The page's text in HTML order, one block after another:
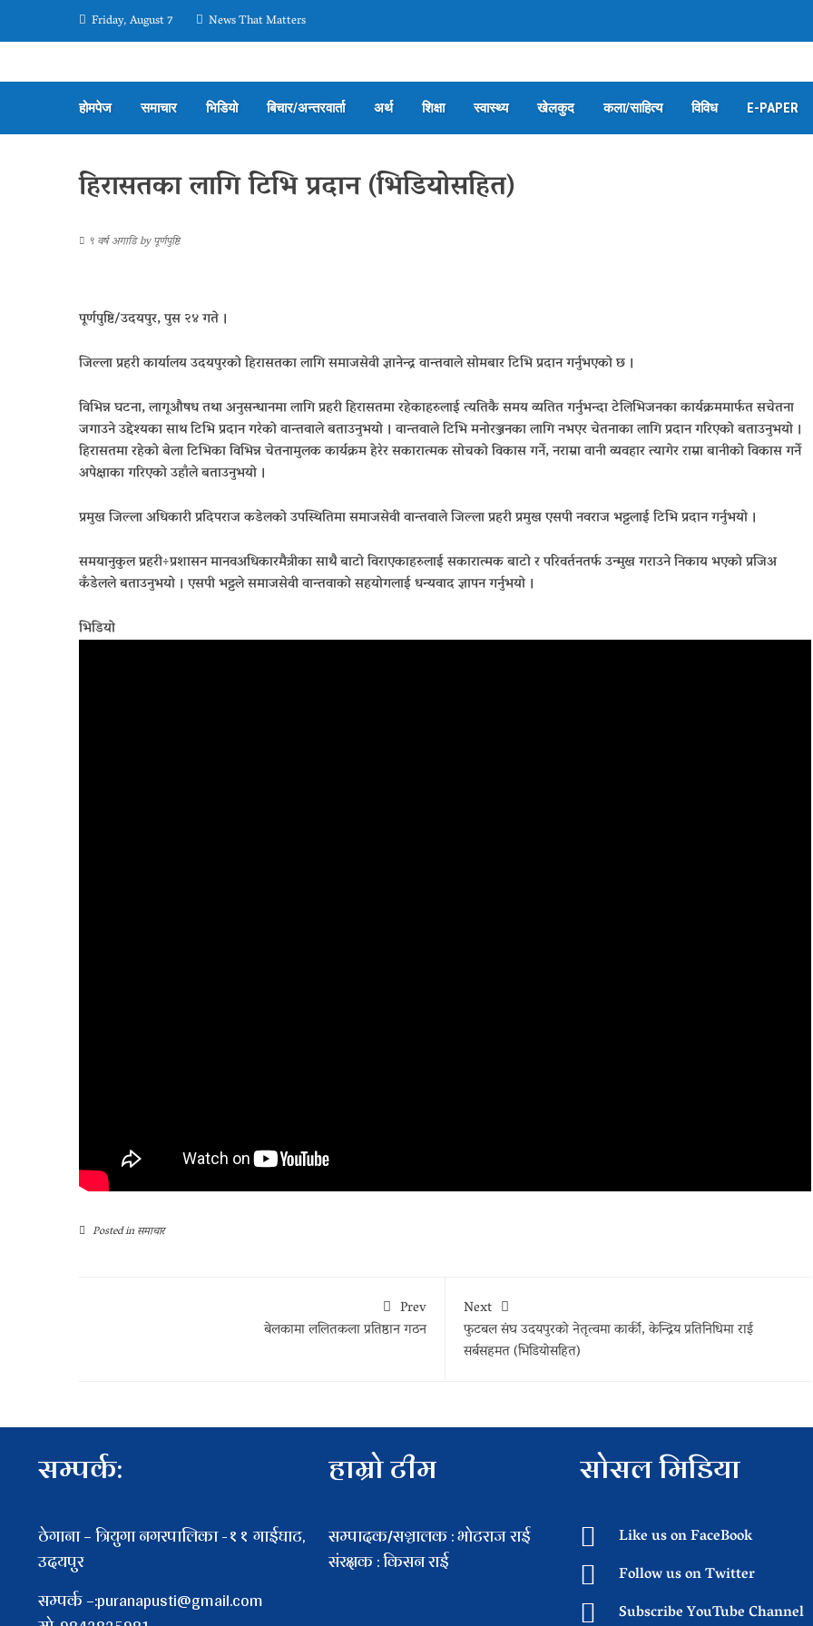
Friday, August 7 News That Matters
होमपेज समाचार भिडियो बिचार/अन्तरवार्ता अर्थ शिक्षा स्वास्थ्य खेलकुद कला/साहित्य विविध E-PAPER
हिरासतका लागि टिभि प्रदान (भिडियोसहित)
९ वर्ष अगाडिbyपूर्णपुष्टि
पूर्णपुष्टि/उदयपुर, पुस २४ गते ।
जिल्ला प्रहरी कार्यालय उदयपुरको हिरासतका लागि समाजसेवी ज्ञानेन्द्र वान्तवाले सोमबार टिभि प्रदान गर्नुभएको छ ।
विभिन्न घटना, लागूऔषध तथा अनुसन्धानमा लागि प्रहरी हिरासतमा रहेकाहरुलाई त्यतिकै समय व्यतित गर्नुभन्दा टेलिभिजनका कार्यक्रममार्फत सचेतना
जगाउने उद्देश्यका साथ टिभि प्रदान गरेको वान्तवाले बताउनुभयो । वान्तवाले टिभि मनोरञ्जनका लागि नभएर चेतनाका लागि प्रदान गरिएको बताउनुभयो ।
हिरासतमा रहेको बेला टिभिका विभिन्न चेतनामुलक कार्यक्रम हेरेर सकारात्मक सोचको विकास गर्ने, नराम्रा वानी व्यवहार त्यागेर राम्रा बानीको विकास गर्ने
अपेक्षाका गरिएको उहाँले बताउनुभयो ।
प्रमुख जिल्ला अधिकारी प्रदिपराज कडेलको उपस्थितिमा समाजसेवी वान्तवाले जिल्ला प्रहरी प्रमुख एसपी नवराज भट्टलाई टिभि प्रदान गर्नुभयो ।
समयानुकुल प्रहरी÷प्रशासन मानवअधिकारमैत्रीका साथै बाटो विराएकाहरुलाई सकारात्मक बाटो र परिवर्तनतर्फ उन्मुख गराउने निकाय भएको प्रजिअ
कँडेलले बताउनुभयो । एसपी भट्टले समाजसेवी वान्तवाको सहयोगलाई धन्यवाद ज्ञापन गर्नुभयो ।
भिडियो
Posted inसमाचार
Prev
बेलकामा ललितकला प्रतिष्ठान गठन
Next
फुटबल संघ उदयपुरको नेतृत्वमा कार्की, केन्द्रिय प्रतिनिधिमा राई
सर्बसहमत (भिडियोसहित)
सम्पर्क:
ठेगाना – त्रियुगा नगरपालिका -११ गाईघाट,
उदयपुर
सम्पर्क –:puranapusti@gmail.com
हाम्रो टीम
सम्पादक/सञ्चालक : भाेटराज राई
संरक्षक : किसन राई
सोसल मिडिया
Like us on FaceBook
Follow us on Twitter
Subscribe YouTube Channel